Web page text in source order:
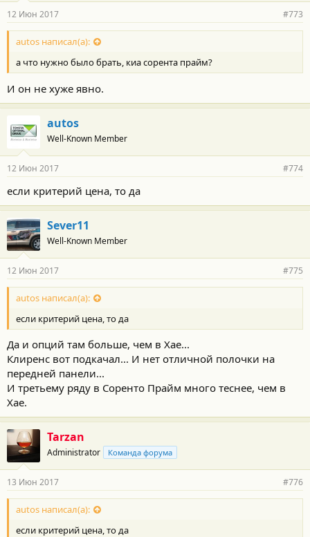
12 Июн 2017 #773
autos написал(а):
а что нужно было брать, киа сорента прайм?
И он не хуже явно.
autos
Well-Known Member
12 Июн 2017 #774
если критерий цена, то да
Sever11
Well-Known Member
12 Июн 2017 #775
autos написал(а):
если критерий цена, то да
Да и опций там больше, чем в Хае...
Клиренс вот подкачал... И нет отличной полочки на
передней панели...
И третьему ряду в Соренто Прайм много теснее, чем в
Хае.
Tarzan
Administrator Команда форума
13 Июн 2017 #776
autos написал(а):
если критерий цена, то да